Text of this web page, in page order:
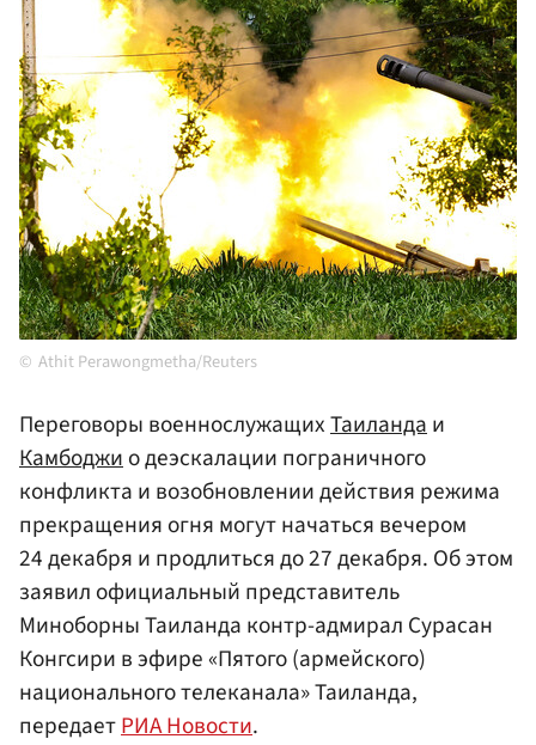
Athit Perawongmetha/Reuters
Переговоры военнослужащихТаиландаи
Камбоджио деэскалации пограничного
конфликта и возобновлении действия режима
прекращения огня могут начаться вечером
24 декабря и продлиться до 27 декабря. Об этом
заявил официальный представитель
Миноборны Таиланда контр-адмирал Сурасан
Конгсири в эфире «Пятого (армейского)
национального телеканала» Таиланда,
передаетРИА Новости.